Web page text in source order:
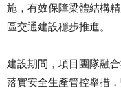
施，有效保障梁體結構
區交通建設穩步推進。
建設期間，項目團隊融
落實安全生產管控舉措